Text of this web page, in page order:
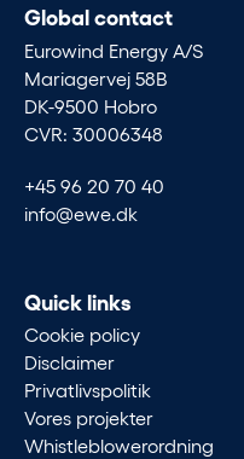
Global contact
Eurowind Energy A/S
Mariagervej 58B
DK-9500 Hobro
CVR: 30006348
+45 96 20 70 40
info@ewe.dk
Quick links
Cookie policy
Disclaimer
Privatlivspolitik
Vores projekter
Whistleblowerordning